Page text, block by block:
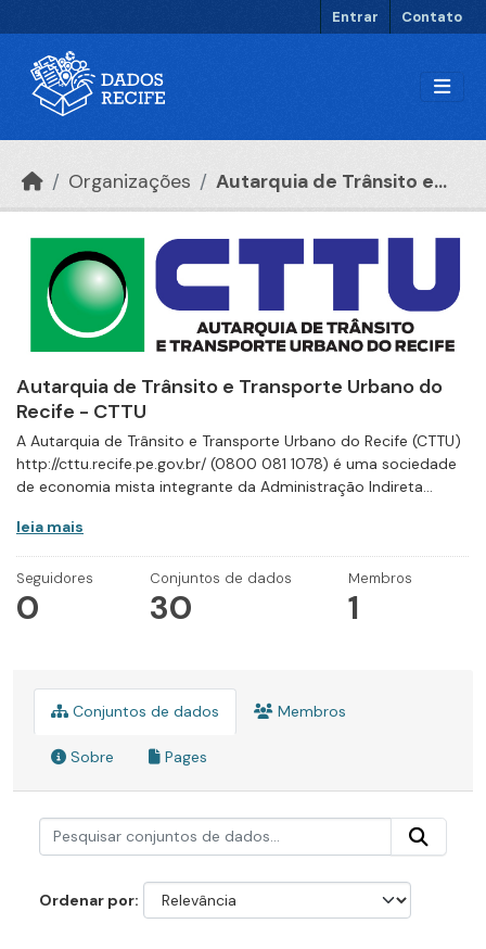
Entrar Contato
Organizações Autarquia de Trânsito e...
Autarquia de Trânsito e Transporte Urbano do
Recife - CTTU
A Autarquia de Trânsito e Transporte Urbano do Recife (CTTU)
http://cttu.recife.pe.gov.br/ (0800 081 1078) é uma sociedade
de economia mista integrante da Administração Indireta...
leia mais
Seguidores
0
Conjuntos de dados
30
Membros
1
Conjuntos de dados Membros
Sobre Pages
Ordenar por